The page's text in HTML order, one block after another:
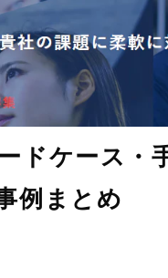
ドケース・
例まとめ